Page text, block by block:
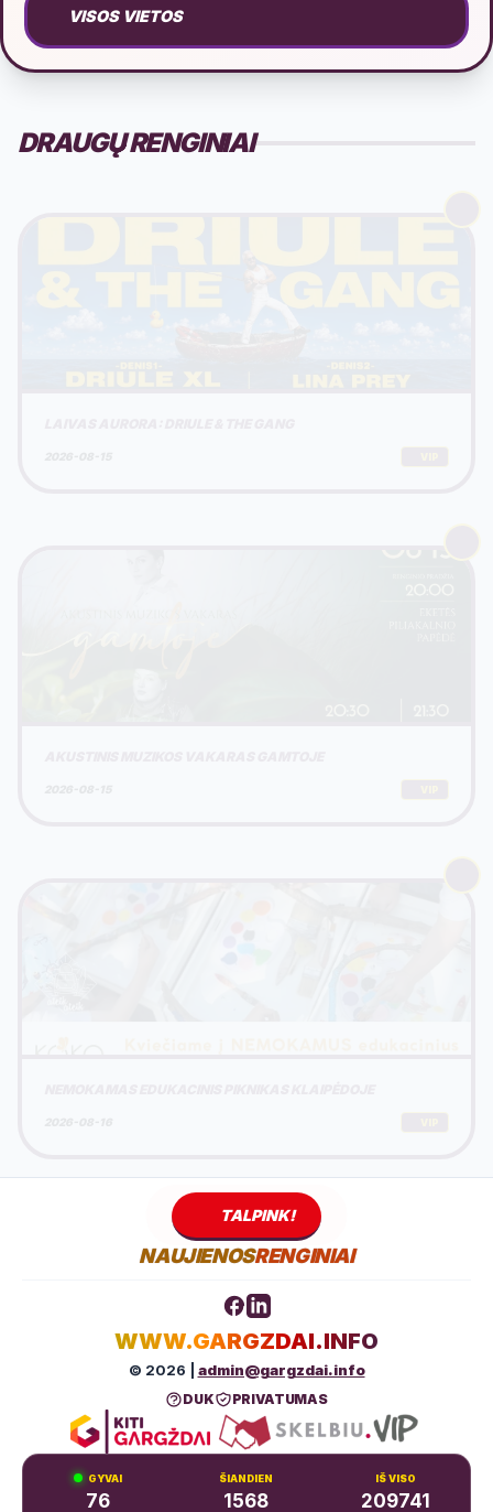
VISOS VIETOS
DRAUGŲ RENGINIAI
TALPINK!
NAUJIENOSRENGINIAI
WWW.GARGZDAI.INFO
© 2026 | admin@gargzdai.info
DUK PRIVATUMAS
GYVAI
76
ŠIANDIEN
1568
IŠ VISO
209741